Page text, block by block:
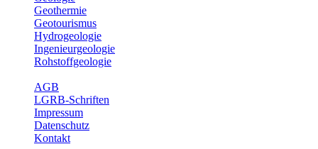
Geothermie
Geotourismus
Hydrogeologie
Ingenieurgeologie
Rohstoffgeologie
AGB
LGRB-Schriften
Impressum
Datenschutz
Kontakt